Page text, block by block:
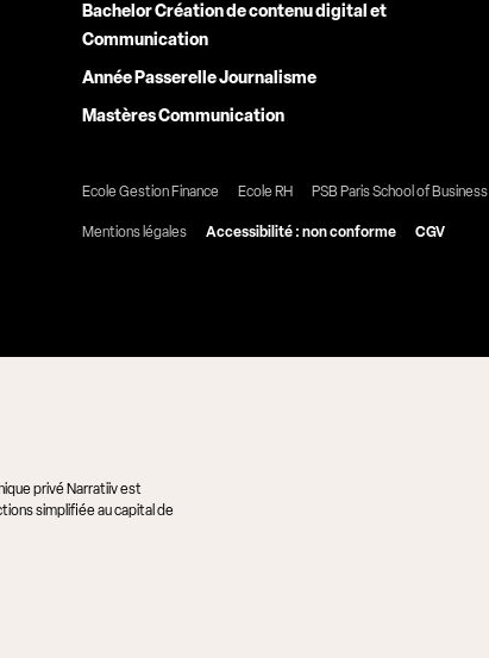
Bachelor Création de contenu digital et
Communication
Année Passerelle Journalisme
Mastères Communication
Ecole Gestion Finance Ecole RH PSB Paris School of Business
Mentions légales Accessibilité : non conforme CGV
privé Narratiiv est
simplifiée au capital de